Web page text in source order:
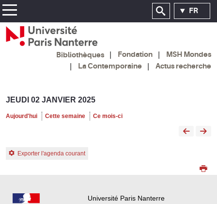
FR
Bibliothèques Fondation
MSH Mondes
La Contemporaine
Actus recherche
JEUDI 02 JANVIER 2025
Aujourd'hui Cette semaine Ce mois-ci
Exporter l'agenda courant
Université Paris Nanterre